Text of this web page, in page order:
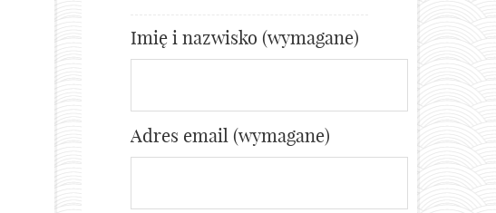
Imię i nazwisko (wymagane)
Adres email (wymagane)